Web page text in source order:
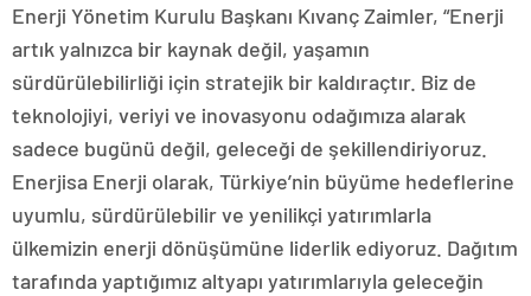
Enerji Yönetim Kurulu Başkanı Kıvanç Zaimler, “Enerji
artık yalnızca bir kaynak değil, yaşamın
sürdürülebilirliği için stratejik bir kaldıraçtır. Biz de
teknolojiyi, veriyi ve inovasyonu odağımıza alarak
sadece bugünü değil, geleceği de şekillendiriyoruz.
Enerjisa Enerji olarak, Türkiye’nin büyüme hedeflerine
uyumlu, sürdürülebilir ve yenilikçi yatırımlarla
ülkemizin enerji dönüşümüne liderlik ediyoruz. Dağıtım
tarafında yaptığımız altyapı yatırımlarıyla geleceğin